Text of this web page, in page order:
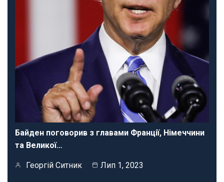
Байден поговорив з главами Франції, Німеччини
та Великої…
Георгій Ситник Лип 1, 2023